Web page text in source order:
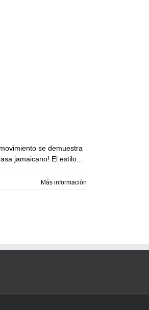
se demuestra
jamaicano! El estilo
Más información